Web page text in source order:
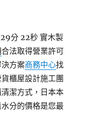
分 22秒 實木製
合法取得營業許可
方案商務中心找
櫃屋設計施工團
潔方式，日本本
分的價格是您最